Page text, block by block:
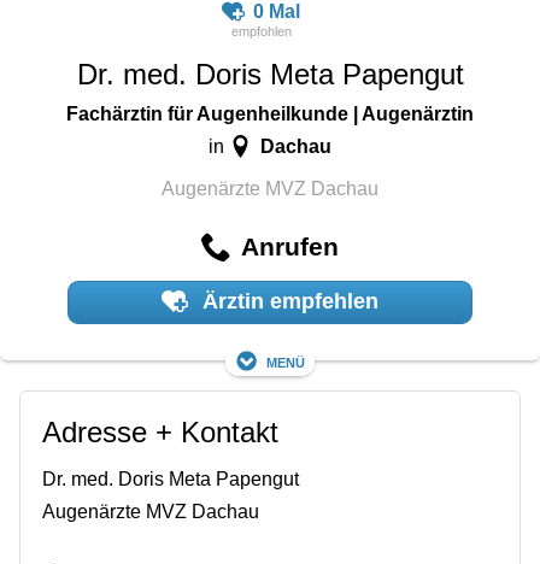
0 Mal
Dr. med. Doris Meta Papengut
Fachärztin für Augenheilkunde | Augenärztin
in Dachau
Augenärzte MVZ Dachau
Anrufen
Ärztin empfehlen
Menü
Adresse + Kontakt
Dr. med. Doris Meta Papengut
Augenärzte MVZ Dachau